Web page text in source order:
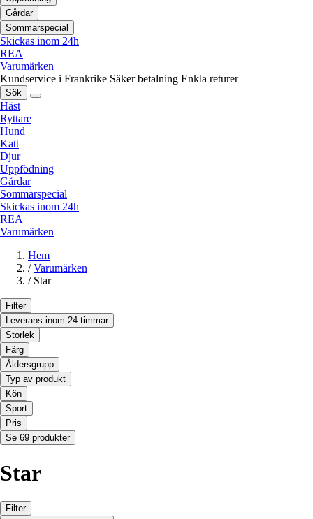
Gårdar
Sommarspecial
Skickas inom 24h
REA
Varumärken
Kundservice i Frankrike Säker betalning Enkla returer
Sök
Häst
Ryttare
Hund
Katt
Djur
Uppfödning
Gårdar
Sommarspecial
Skickas inom 24h
REA
Varumärken
Hem
/ Varumärken
/ Star
Filter
Leverans inom 24 timmar
Storlek
Färg
Åldersgrupp
Typ av produkt
Kön
Sport
Pris
Se 69 produkter
Star
Filter